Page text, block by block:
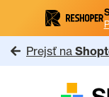
Prejsť na